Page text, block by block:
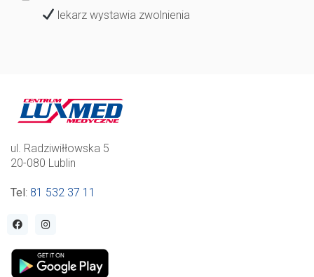
lekarz wystawia zwolnienia
ul. Radziwiłłowska 5
20-080 Lublin
Tel: 81 532 37 11